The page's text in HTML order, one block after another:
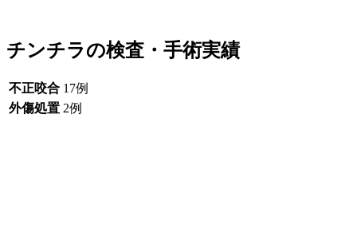
チンチラの検査・手術実績
不正咬合 17例
外傷処置 2例